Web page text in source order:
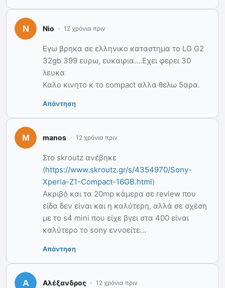
Nio 12 χρόνια πριν
Εγω βρηκα σε ελληνικο καταστημα το LG G2
32gb 399 ευρω, ευκαιρια….Eχει φερει 30
λευκα
Καλο κινητο κ το compact αλλα θελω 5αρα.
Απάντηση
manos 12 χρόνια πριν
Στο skroutz ανέβηκε
(https://www.skroutz.gr/s/4354970/Sony-
Xperia-Z1-Compact-16GB.html)
Ακριβό και τα 20mp κάμερα σε review που
είδα δεν είναι και η καλύτερη, αλλά σε σχέση
με το s4 mini που είχε βγει στα 400 είναι
καλύτερο το sony εννοείτε…
Απάντηση
Αλέξανδρος 12 χρόνια πριν